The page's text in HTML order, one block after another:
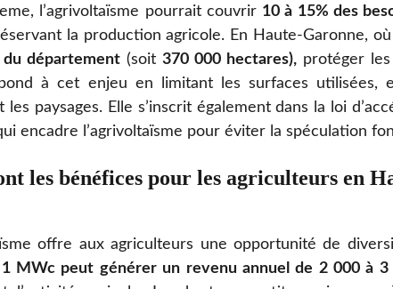
l’agrivoltaïsme pourrait couvrir 10 à 15% des
la production agricole. En Haute-Garonne,
du département(soit 370 000 hectares),protéger les
à cet enjeu en limitant les surfaces utilisées,
les paysages. Elle s’inscrit également dans la loi
encadre l’agrivoltaïsme pour éviter la spéculation
les bénéfices pour les agriculteurs en
offre aux agriculteurs une opportunité de
MWc peut générer un revenu annuel de 2 000 à 3